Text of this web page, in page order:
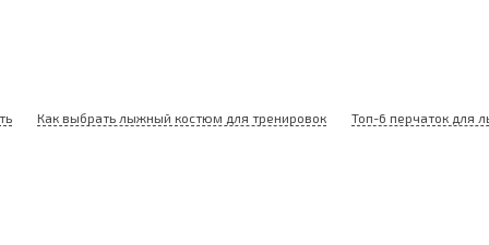
ладони;
Как выбрать лыжный костюм для тренировок Топ-6 перчаток для